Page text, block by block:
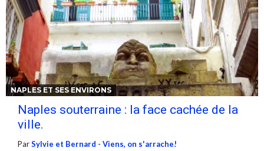
NAPLES ET SES ENVIRONS
Naples souterraine : la face cachée de la
ville.
ParSylvie et Bernard - Viens, on s'arrache!